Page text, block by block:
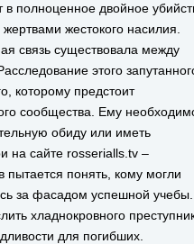
в полноценное двойное
жестокого насилия.
связь существовала между
этого
которому предстоит
сообщества. Ему
обиду или иметь
на сайте rosserialls.tv –
понять, кому могли
за фасадом успешной учебы.
хладнокровного
для погибших.